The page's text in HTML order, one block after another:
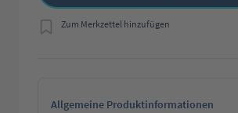
Zum Merkzettel hinzufügen
Allgemeine Produktinformationen